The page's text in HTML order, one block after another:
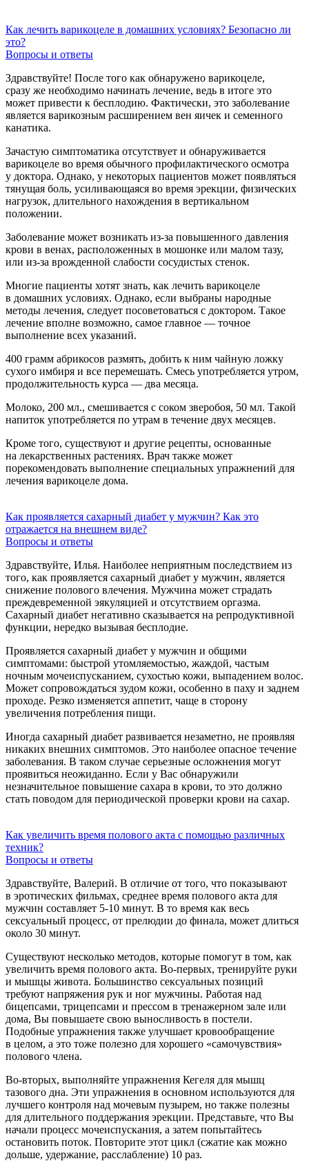
Как лечить варикоцеле в домашних условиях? Безопасно ли
это?
Вопросы и ответы
Здравствуйте! После того как обнаружено варикоцеле,
сразу же необходимо начинать лечение, ведь в итоге это
может привести к бесплодию. Фактически, это заболевание
является варикозным расширением вен яичек и семенного
канатика.
Зачастую симптоматика отсутствует и обнаруживается
варикоцеле во время обычного профилактического осмотра
у доктора. Однако, у некоторых пациентов может появляться
тянущая боль, усиливающаяся во время эрекции, физических
нагрузок, длительного нахождения в вертикальном
положении.
Заболевание может возникать из-за повышенного давления
крови в венах, расположенных в мошонке или малом тазу,
или из-за врожденной слабости сосудистых стенок.
Многие пациенты хотят знать, как лечить варикоцеле
в домашних условиях. Однако, если выбраны народные
методы лечения, следует посоветоваться с доктором. Такое
лечение вполне возможно, самое главное — точное
выполнение всех указаний.
400 грамм абрикосов размять, добить к ним чайную ложку
сухого имбиря и все перемешать. Смесь употребляется утром,
продолжительность курса — два месяца.
Молоко, 200 мл., смешивается с соком зверобоя, 50 мл. Такой
напиток употребляется по утрам в течение двух месяцев.
Кроме того, существуют и другие рецепты, основанные
на лекарственных растениях. Врач также может
порекомендовать выполнение специальных упражнений для
лечения варикоцеле дома.
Как проявляется сахарный диабет у мужчин? Как это
отражается на внешнем виде?
Вопросы и ответы
Здравствуйте, Илья. Наиболее неприятным последствием из
того, как проявляется сахарный диабет у мужчин, является
снижение полового влечения. Мужчина может страдать
преждевременной эякуляцией и отсутствием оргазма.
Сахарный диабет негативно сказывается на репродуктивной
функции, нередко вызывая бесплодие.
Проявляется сахарный диабет у мужчин и общими
симптомами: быстрой утомляемостью, жаждой, частым
ночным мочеиспусканием, сухостью кожи, выпадением волос.
Может сопровождаться зудом кожи, особенно в паху и заднем
проходе. Резко изменяется аппетит, чаще в сторону
увеличения потребления пищи.
Иногда сахарный диабет развивается незаметно, не проявляя
никаких внешних симптомов. Это наиболее опасное течение
заболевания. В таком случае серьезные осложнения могут
проявиться неожиданно. Если у Вас обнаружили
незначительное повышение сахара в крови, то это должно
стать поводом для периодической проверки крови на сахар.
Как увеличить время полового акта с помощью различных
техник?
Вопросы и ответы
Здравствуйте, Валерий. В отличие от того, что показывают
в эротических фильмах, среднее время полового акта для
мужчин составляет 5-10 минут. В то время как весь
сексуальный процесс, от прелюдии до финала, может длиться
около 30 минут.
Существуют несколько методов, которые помогут в том, как
увеличить время полового акта. Во-первых, тренируйте руки
и мышцы живота. Большинство сексуальных позиций
требуют напряжения рук и ног мужчины. Работая над
бицепсами, трицепсами и прессом в тренажерном зале или
дома, Вы повышаете свою выносливость в постели.
Подобные упражнения также улучшает кровообращение
в целом, а это тоже полезно для хорошего «самочувствия»
полового члена.
Во-вторых, выполняйте упражнения Кегеля для мышц
тазового дна. Эти упражнения в основном используются для
лучшего контроля над мочевым пузырем, но также полезны
для длительного поддержания эрекции. Представьте, что Вы
начали процесс мочеиспускания, а затем попытайтесь
остановить поток. Повторите этот цикл (сжатие как можно
дольше, удержание, расслабление) 10 раз.